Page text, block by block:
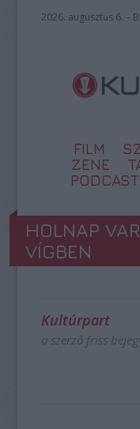
2026. augusztus 6. –
FILM
ZENE
PODCAST
HOLNAP
VÍGBEN
Kultúrpart
a szerző friss